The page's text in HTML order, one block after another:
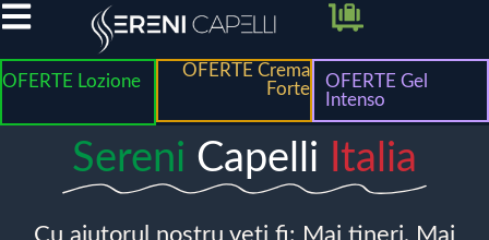
OFERTE Lozione
OFERTE Crema
Forte
OFERTE Gel
Intenso
Sereni Capelli Italia
Cu ajutorul nostru veți fi: Mai tineri, Mai